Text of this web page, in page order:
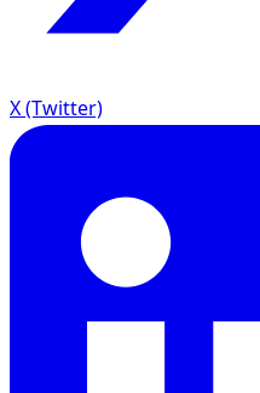
X (Twitter)